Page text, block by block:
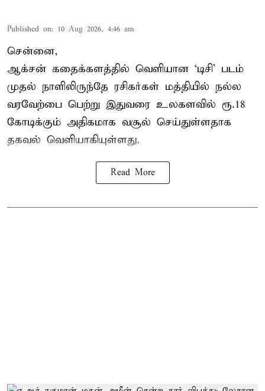
Published on: 10 Aug 2026, 4:46 am
சென்னை,
ஆக்சன் கதைக்களத்தில் வெளியான ‘டிசி’ படம்
முதல் நாளிலிருந்தே ரசிகர்கள் மத்தியில் நல்ல
வரவேற்பை பெற்று இதுவரை உலகளவில் ரூ.18
கோடிக்கும் அதிகமாக வசூல் செய்துள்ளதாக
தகவல் வெளியாகியுள்ளது.
Read More